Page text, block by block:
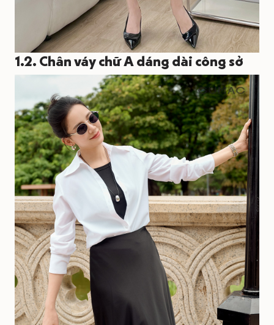
1.2. Chân váy chữ A dáng dài công sở